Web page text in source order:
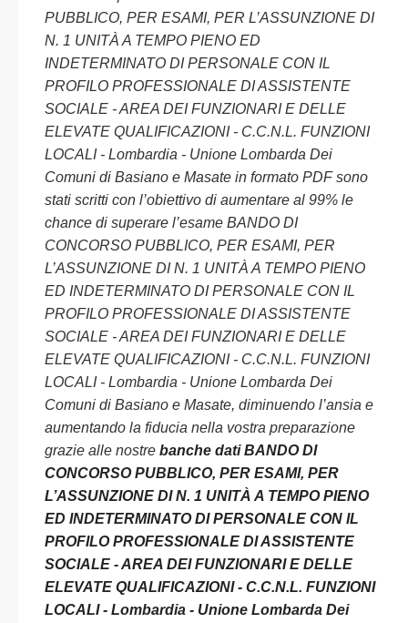
PUBBLICO, PER ESAMI, PER L’ASSUNZIONE DI
N. 1 UNITÀ A TEMPO PIENO ED
INDETERMINATO DI PERSONALE CON IL
PROFILO PROFESSIONALE DI ASSISTENTE
SOCIALE - AREA DEI FUNZIONARI E DELLE
ELEVATE QUALIFICAZIONI - C.C.N.L. FUNZIONI
LOCALI - Lombardia - Unione Lombarda Dei
Comuni di Basiano e Masate in formato PDF sono
stati scritti con l’obiettivo di aumentare al 99% le
chance di superare l’esame BANDO DI
CONCORSO PUBBLICO, PER ESAMI, PER
L’ASSUNZIONE DI N. 1 UNITÀ A TEMPO PIENO
ED INDETERMINATO DI PERSONALE CON IL
PROFILO PROFESSIONALE DI ASSISTENTE
SOCIALE - AREA DEI FUNZIONARI E DELLE
ELEVATE QUALIFICAZIONI - C.C.N.L. FUNZIONI
LOCALI - Lombardia - Unione Lombarda Dei
Comuni di Basiano e Masate, diminuendo l’ansia e
aumentando la fiducia nella vostra preparazione
grazie alle nostre banche dati BANDO DI
CONCORSO PUBBLICO, PER ESAMI, PER
L’ASSUNZIONE DI N. 1 UNITÀ A TEMPO PIENO
ED INDETERMINATO DI PERSONALE CON IL
PROFILO PROFESSIONALE DI ASSISTENTE
SOCIALE - AREA DEI FUNZIONARI E DELLE
ELEVATE QUALIFICAZIONI - C.C.N.L. FUNZIONI
LOCALI - Lombardia - Unione Lombarda Dei